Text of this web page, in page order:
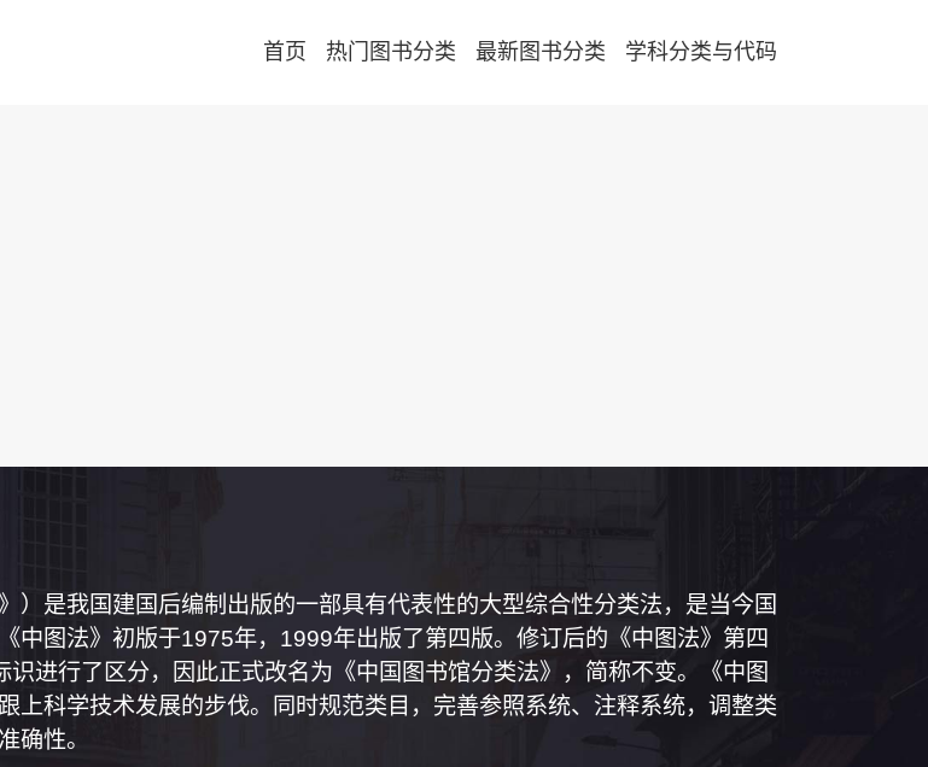
首页 热门图书分类 最新图书分类 学科分类与代码
）是我国建国后编制出版的一部具有代表性的大型综合性分类法，是当今国
中图法》初版于1975年，1999年出版了第四版。修订后的《中图法》第四
进行了区分，因此正式改名为《中国图书馆分类法》，简称不变。《中图
上科学技术发展的步伐。同时规范类目，完善参照系统、注释系统，调整类
确性。